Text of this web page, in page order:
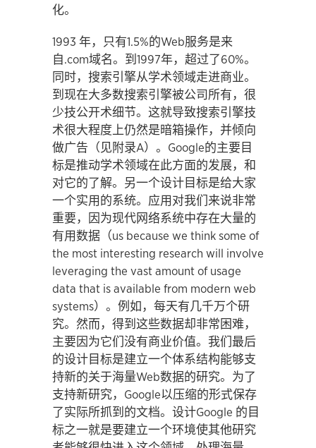
化。
1993 年，只有1.5%的Web服务是来
自.com域名。到1997年，超过了60%。
同时，搜索引擎从学术领域走进商业。
到现在大多数搜索引擎被公司所有，很
少技公开术细节。这就导致搜索引擎技
术很大程度上仍然是暗箱操作，并倾向
做广告（见附录A）。Google的主要目
标是推动学术领域在此方面的发展，和
对它的了解。另一个设计目标是给大家
一个实用的系统。应用对我们来说非常
重要，因为现代网络系统中存在大量的
有用数据（us because we think some of
the most interesting research will involve
leveraging the vast amount of usage
data that is available from modern web
systems）。例如，每天有几千万个研
究。然而，得到这些数据却非常困难，
主要因为它们没有商业价值。我们最后
的设计目标是建立一个体系结构能够支
持新的关于海量Web数据的研究。为了
支持新研究，Google以压缩的形式保存
了实际所抓到的文档。设计Google 的目
标之一就是要建立一个环境使其他研究